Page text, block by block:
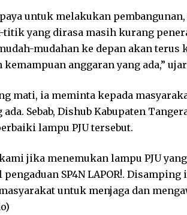
untuk melakukan
yang dirasa masih kurang
mudahan ke depan akan terus
anggaran yang ada,”
mati, ia meminta kepada
Sebab, Dishub Kabupaten
lampu PJU tersebut.
jika menemukan lampu PJU
SP4N LAPOR!.
untuk menjaga dan